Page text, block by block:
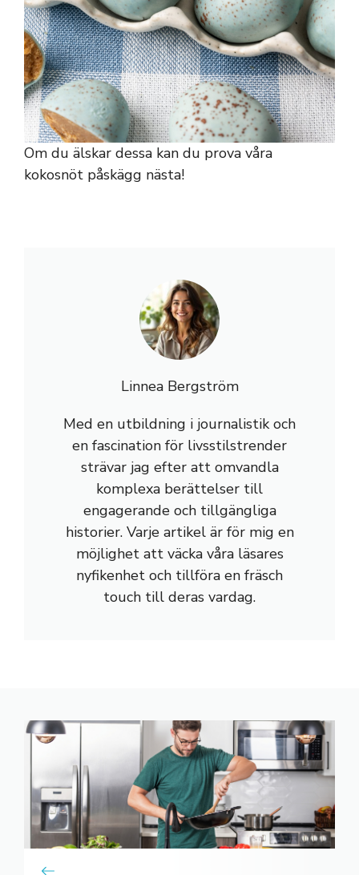
Om du älskar dessa kan du prova våra
kokosnöt påskägg nästa!
Linnea Bergström
Med en utbildning i journalistik och
en fascination för livsstilstrender
strävar jag efter att omvandla
komplexa berättelser till
engagerande och tillgängliga
historier. Varje artikel är för mig en
möjlighet att väcka våra läsares
nyfikenhet och tillföra en fräsch
touch till deras vardag.